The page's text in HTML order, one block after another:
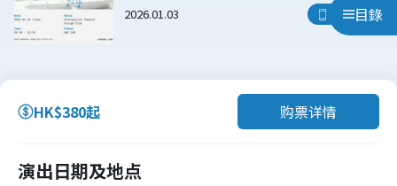
目錄
2026.01.03 用App睇
HK$380起 购票详情
演出日期及地点